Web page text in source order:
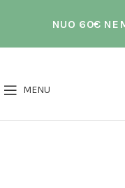
NUO 60€
MENU